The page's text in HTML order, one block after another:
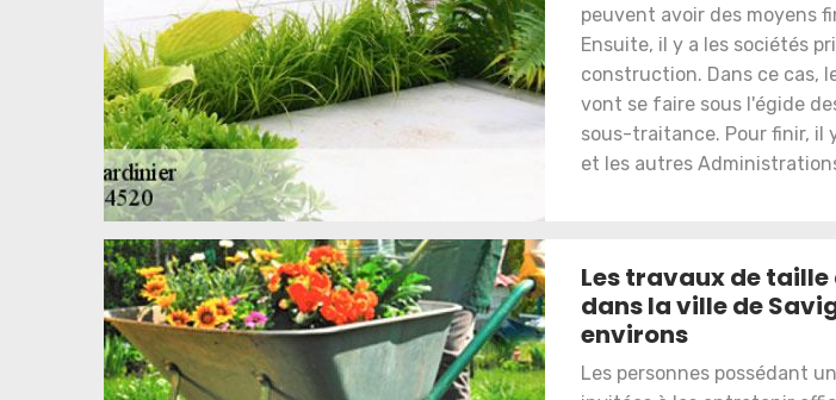
peuvent avoir des moyens
Ensuite, il y a les sociétés
construction. Dans ce cas,
vont se faire sous l'égide
sous-traitance. Pour finir, il
et les autres
Les travaux de taille
dans la ville de
environs
Les personnes possédant